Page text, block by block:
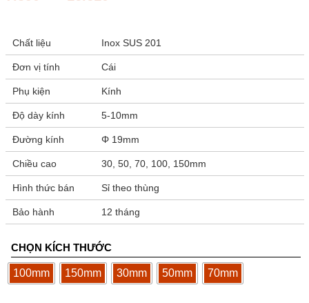
7.590 ₫
16.610 ₫
Chất liệu Inox SUS 201
Đơn vị tính Cái
Phụ kiện Kính
Độ dày kính 5-10mm
Đường kính Φ 19mm
Chiều cao 30, 50, 70, 100, 150mm
Hình thức bán Sỉ theo thùng
Bảo hành 12 tháng
CHỌN KÍCH THƯỚC
100mm 150mm 30mm 50mm 70mm